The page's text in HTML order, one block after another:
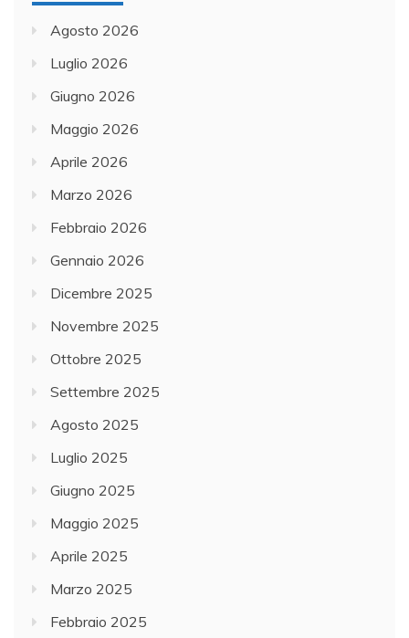
Agosto 2026
Luglio 2026
Giugno 2026
Maggio 2026
Aprile 2026
Marzo 2026
Febbraio 2026
Gennaio 2026
Dicembre 2025
Novembre 2025
Ottobre 2025
Settembre 2025
Agosto 2025
Luglio 2025
Giugno 2025
Maggio 2025
Aprile 2025
Marzo 2025
Febbraio 2025